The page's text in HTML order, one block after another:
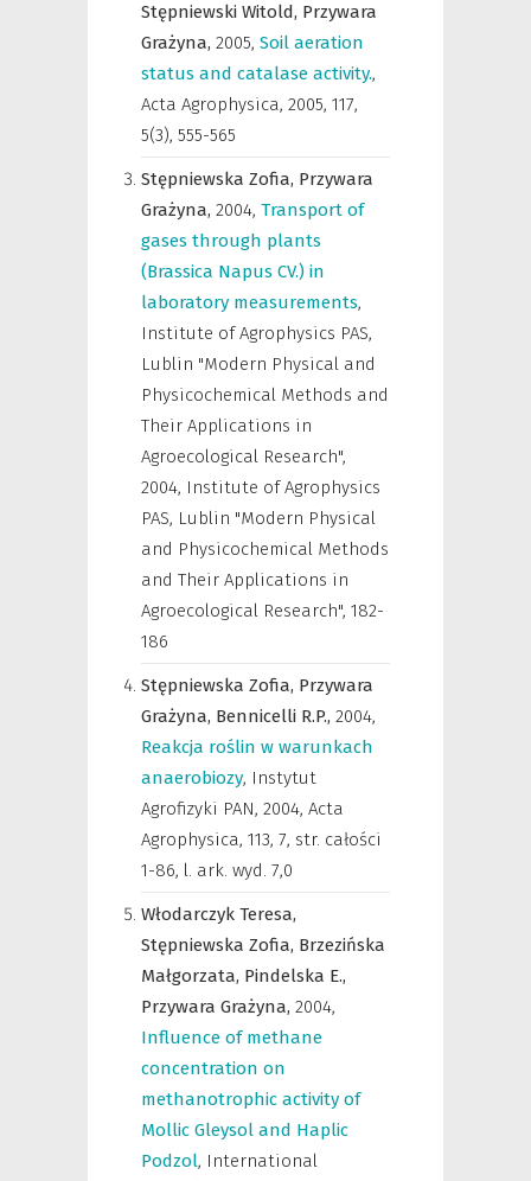
Stępniewski Witold, Przywara
Grażyna, 2005, Soil aeration
status and catalase activity.,
Acta Agrophysica, 2005, 117,
5(3), 555-565
Stępniewska Zofia, Przywara
Grażyna, 2004, Transport of
gases through plants
(Brassica Napus CV.) in
laboratory measurements,
Institute of Agrophysics PAS,
Lublin "Modern Physical and
Physicochemical Methods and
Their Applications in
Agroecological Research",
2004, Institute of Agrophysics
PAS, Lublin "Modern Physical
and Physicochemical Methods
and Their Applications in
Agroecological Research", 182-
186
Stępniewska Zofia, Przywara
Grażyna, Bennicelli R.P., 2004,
Reakcja roślin w warunkach
anaerobiozy, Instytut
Agrofizyki PAN, 2004, Acta
Agrophysica, 113, 7, str. całości
1-86, l. ark. wyd. 7,0
Włodarczyk Teresa,
Stępniewska Zofia, Brzezińska
Małgorzata, Pindelska E.,
Przywara Grażyna, 2004,
Influence of methane
concentration on
methanotrophic activity of
Mollic Gleysol and Haplic
Podzol, International